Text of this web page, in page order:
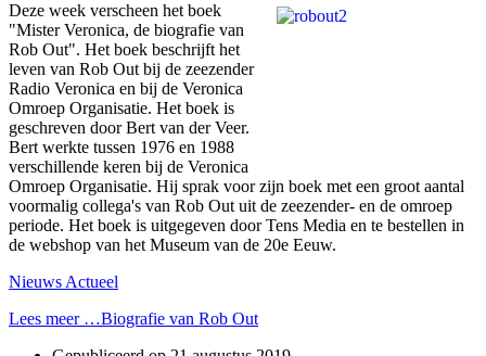
Deze week verscheen het boek
"Mister Veronica, de biografie van
Rob Out". Het boek beschrijft het
leven van Rob Out bij de zeezender
Radio Veronica en bij de Veronica
Omroep Organisatie. Het boek is
geschreven door Bert van der Veer.
Bert werkte tussen 1976 en 1988
verschillende keren bij de Veronica
Omroep Organisatie. Hij sprak voor zijn boek met een groot aantal
voormalig collega's van Rob Out uit de zeezender- en de omroep
periode. Het boek is uitgegeven door Tens Media en te bestellen in
de webshop van het Museum van de 20e Eeuw.
Nieuws Actueel
Lees meer …Biografie van Rob Out